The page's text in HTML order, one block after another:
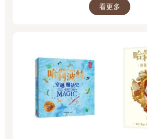
看更多